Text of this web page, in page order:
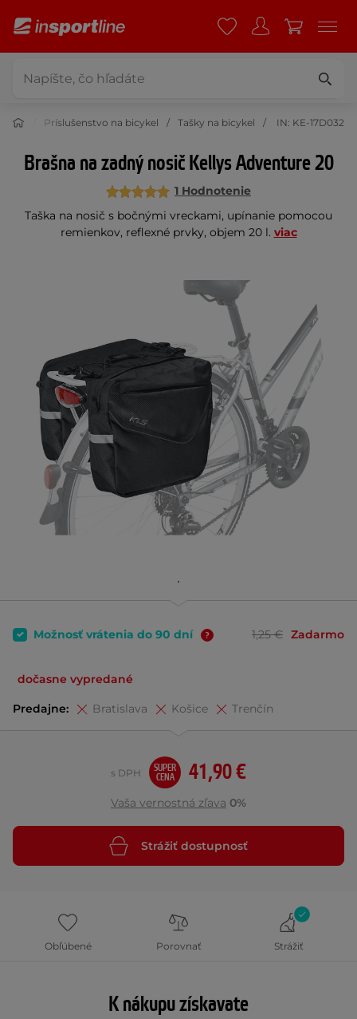
Príslušenstvo na bicykel Tašky na bicykel IN: KE-17D032
Brašna na zadný nosič Kellys Adventure 20
1 Hodnotenie
Taška na nosič s bočnými vreckami, upínanie pomocou
remienkov, reflexné prvky, objem 20 l. viac
Možnosť vrátenia do 90 dní 1,25 € Zadarmo
dočasne vypredané
Predajne: Bratislava Košice Trenčín
41,90 €
s DPH
SUPER
CENA
Vaša vernostná zľava 0%
Strážiť dostupnosť
Obľúbené Porovnať Strážiť
K nákupu získavate